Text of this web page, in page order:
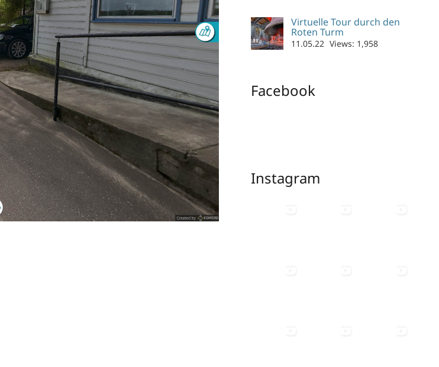
Virtuelle Tour durch den
Roten Turm
11.05.22 Views: 1,958
Facebook
Instagram